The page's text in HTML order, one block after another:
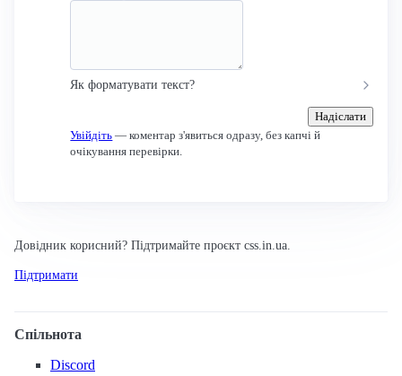
Як форматувати текст?
Надіслати
Увійдіть — коментар з'явиться одразу, без капчі й
очікування перевірки.
Довідник корисний? Підтримайте проєкт css.in.ua.
Підтримати
Спільнота
Discord